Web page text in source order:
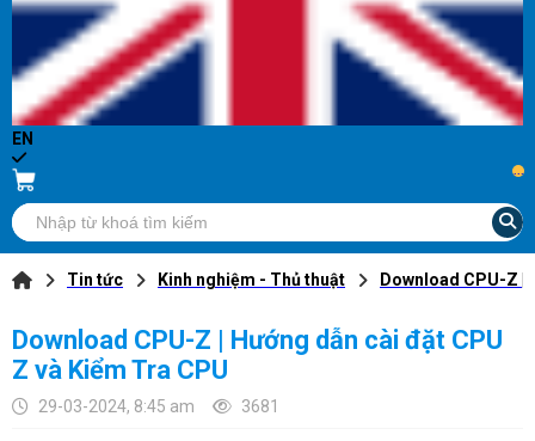
EN
...
Tin tức Kinh nghiệm - Thủ thuật Download CPU-Z |
Download CPU-Z | Hướng dẫn cài đặt CPU
Z và Kiểm Tra CPU
29-03-2024, 8:45 am 3681